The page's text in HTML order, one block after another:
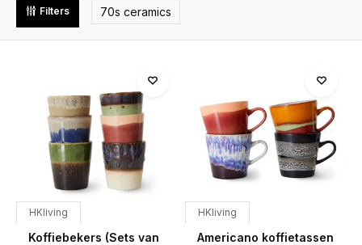
70s ceramics
Filters
HKliving
Koffiebekers (Sets van
HKliving
Americano koffietassen